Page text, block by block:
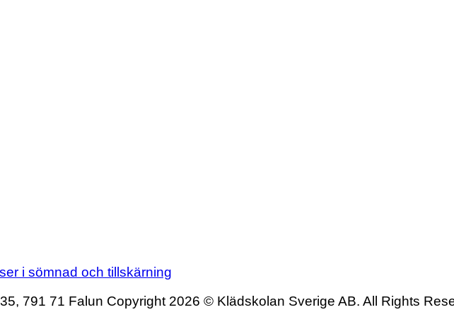
i sömnad och tillskärning
791 71 Falun Copyright 2026 © Klädskolan Sverige AB. All Rights